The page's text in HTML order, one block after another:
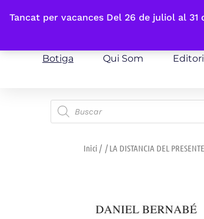
Tancat per vacances Del 26 de juliol al 31
Fes-te'n sòcia
Botiga Qui Som
Inici / / LA DISTANCIA DEL PRESENTE